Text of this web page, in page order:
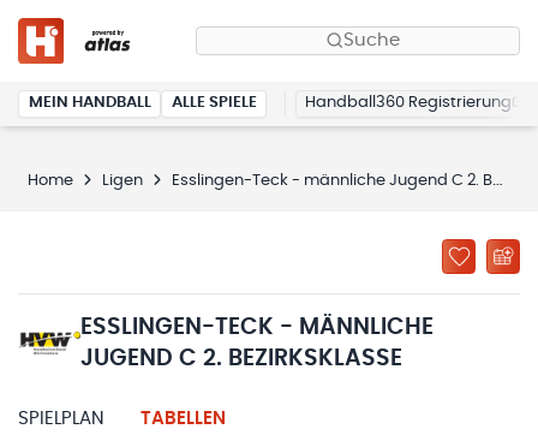
Suche
MEIN HANDBALL ALLE SPIELE Handball360 Registrierung
Home Ligen Esslingen-Teck - männliche Jugend C 2. Bezirksklasse
ESSLINGEN-TECK - MÄNNLICHE
JUGEND C 2. BEZIRKSKLASSE
SPIELPLAN TABELLEN